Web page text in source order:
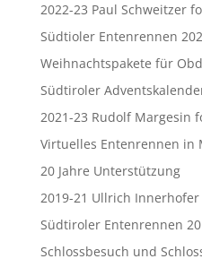
2022-23 Paul Schweitzer
Südtioler Entenrennen
Weihnachtspakete für
Südtiroler
2021-23 Rudolf Margesin
Virtuelles Entenrennen in
20 Jahre Unterstützung
2019-21 Ullrich
Südtiroler Entenrennen
Schlossbesuch und